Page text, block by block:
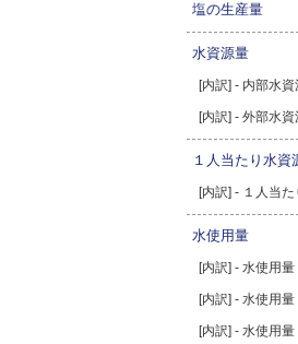
塩の生産量
水資源量
[内訳] - 内部水資
[内訳] - 外部水資
１人当たり水資
[内訳] - １人当
水使用量
[内訳] - 水使用量
[内訳] - 水使用量
[内訳] - 水使用量